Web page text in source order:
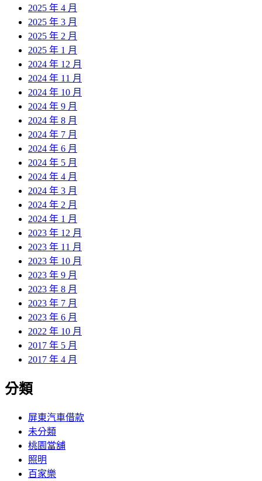
2025 年 4 月
2025 年 3 月
2025 年 2 月
2025 年 1 月
2024 年 12 月
2024 年 11 月
2024 年 10 月
2024 年 9 月
2024 年 8 月
2024 年 7 月
2024 年 6 月
2024 年 5 月
2024 年 4 月
2024 年 3 月
2024 年 2 月
2024 年 1 月
2023 年 12 月
2023 年 11 月
2023 年 10 月
2023 年 9 月
2023 年 8 月
2023 年 7 月
2023 年 6 月
2022 年 10 月
2017 年 5 月
2017 年 4 月
分類
屏東汽車借款
未分類
桃園當舖
照明
百家樂